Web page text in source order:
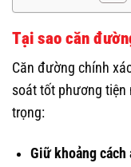
Tại sao căn
Căn đường chính
soát tốt phương tiện
trọng:
Giữ khoảng cách